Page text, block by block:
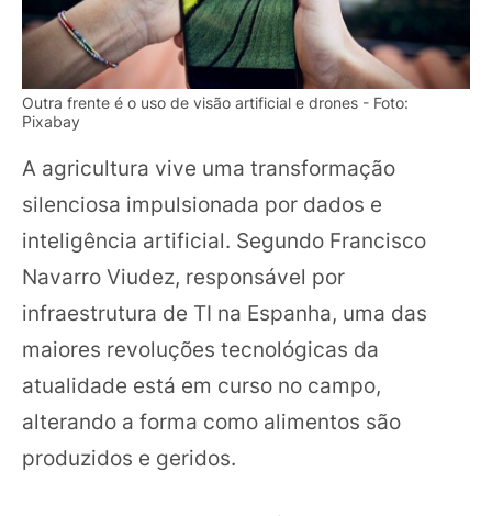
Outra frente é o uso de visão artificial e drones - Foto:
Pixabay
A agricultura vive uma transformação
silenciosa impulsionada por dados e
inteligência artificial. Segundo Francisco
Navarro Viudez, responsável por
infraestrutura de TI na Espanha, uma das
maiores revoluções tecnológicas da
atualidade está em curso no campo,
alterando a forma como alimentos são
produzidos e geridos.